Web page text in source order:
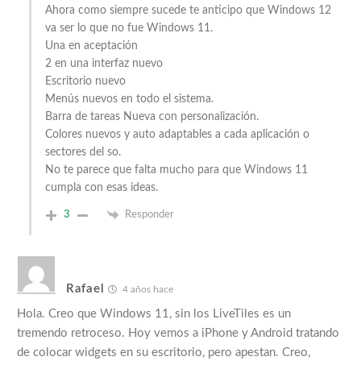
Ahora como siempre sucede te anticipo que Windows 12
va ser lo que no fue Windows 11.
Una en aceptación
2 en una interfaz nuevo
Escritorio nuevo
Menús nuevos en todo el sistema.
Barra de tareas Nueva con personalización.
Colores nuevos y auto adaptables a cada aplicación o
sectores del so.
No te parece que falta mucho para que Windows 11
cumpla con esas ideas.
3 Responder
Rafael 4 años hace
Hola. Creo que Windows 11, sin los LiveTiles es un
tremendo retroceso. Hoy vemos a iPhone y Android tratando
de colocar widgets en su escritorio, pero apestan. Creo,